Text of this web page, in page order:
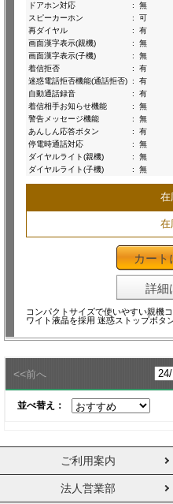
ドアホン対応
:
無
スピーカーホン
:
可
再ダイヤル
:
有
画面漢字表示(親機)
:
無
画面漢字表示(子機)
:
無
着信拒否
:
有
迷惑電話拒否機能(通話拒否) :
有
自動通話録音
:
有
着信相手お知らせ機能
:
無
警告メッセージ機能
:
無
あんしん応答ボタン
:
有
停電時通話対応
:
無
ダイヤルライト(親機)
:
無
ダイヤルライト(子機)
: 無
在
在
カート
詳細
コンパクトサイズで使いやすい親機
ワイト液晶を採用 迷惑ストップボタ
<<前へ
並べ替え：
ご利用案内
法人営業部